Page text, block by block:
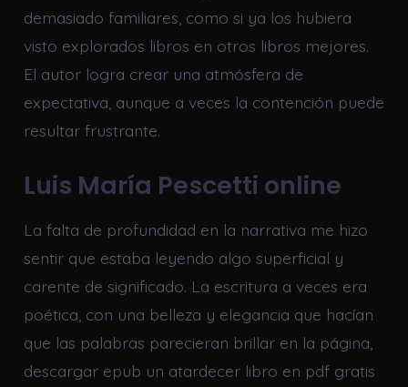
demasiado familiares, como si ya los hubiera
visto explorados libros en otros libros mejores.
El autor logra crear una atmósfera de
expectativa, aunque a veces la contención puede
resultar frustrante.
Luis María Pescetti online
La falta de profundidad en la narrativa me hizo
sentir que estaba leyendo algo superficial y
carente de significado. La escritura a veces era
poética, con una belleza y elegancia que hacían
que las palabras parecieran brillar en la página,
descargar epub un atardecer libro en pdf gratis